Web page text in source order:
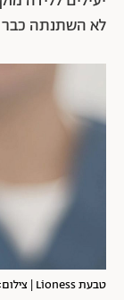
לא השתנתה כבר
טבעת Lioness | צילום: שקד גורבט